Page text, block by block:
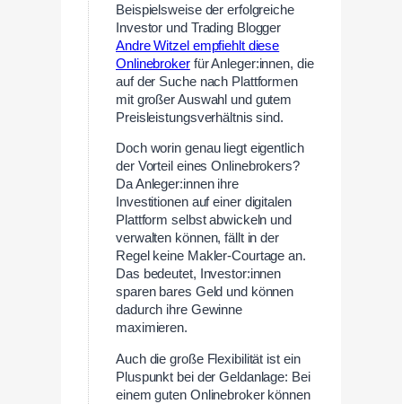
Beispielsweise der erfolgreiche
Investor und Trading Blogger
Andre Witzel empfiehlt diese
Onlinebrokerfür Anleger:innen, die
auf der Suche nach Plattformen
mit großer Auswahl und gutem
Preisleistungsverhältnis sind.
Doch worin genau liegt eigentlich
der Vorteil eines Onlinebrokers?
Da Anleger:innen ihre
Investitionen auf einer digitalen
Plattform selbst abwickeln und
verwalten können, fällt in der
Regel keine Makler-Courtage an.
Das bedeutet, Investor:innen
sparen bares Geld und können
dadurch ihre Gewinne
maximieren.
Auch die große Flexibilität ist ein
Pluspunkt bei der Geldanlage: Bei
einem guten Onlinebroker können